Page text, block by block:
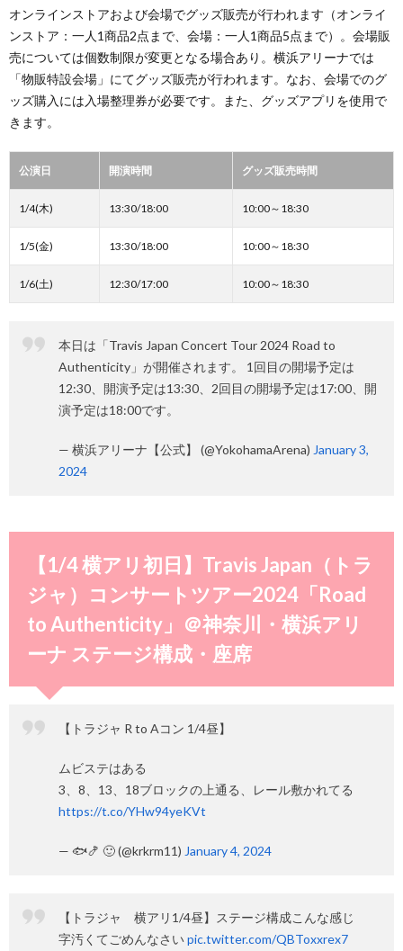
オンラインストアおよび会場でグッズ販売が行われます（オンライ
ンストア：一人1商品2点まで、会場：一人1商品5点まで）。会場販
売については個数制限が変更となる場合あり。横浜アリーナでは
「物販特設会場」にてグッズ販売が行われます。なお、会場でのグ
ッズ購入には入場整理券が必要です。また、グッズアプリを使用で
きます。
公演日 開演時間 グッズ販売時間
1/4(木) 13:30/18:00 10:00～18:30
1/5(金) 13:30/18:00 10:00～18:30
1/6(土) 12:30/17:00 10:00～18:30
本日は「Travis Japan Concert Tour 2024 Road to
Authenticity」が開催されます。 1回目の開場予定は
12:30、開演予定は13:30、2回目の開場予定は17:00、開
演予定は18:00です。
— 横浜アリーナ【公式】 (@YokohamaArena) January 3,
2024
【1/4 横アリ初日】Travis Japan（トラ
ジャ）コンサートツアー2024「Road
to Authenticity」＠神奈川・横浜アリ
ーナ ステージ構成・座席
【トラジャ R to Aコン 1/4昼】
ムビステはある
3、8、13、18ブロックの上通る、レール敷かれてる
https://t.co/YHw94yeKVt
— 🐟🍤 🙂 (@krkrm11) January 4, 2024
【トラジャ 横アリ1/4昼】ステージ構成こんな感じ
字汚くてごめんなさいpic.twitter.com/QBToxxrex7